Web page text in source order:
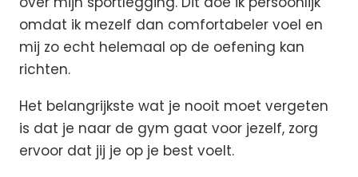
omdat ik mezelf dan comfortabeler voel en
mij zo echt helemaal op de oefening kan
richten.
Het belangrijkste wat je nooit moet vergeten
is dat je naar de gym gaat voor jezelf, zorg
ervoor dat jij je op je best voelt.